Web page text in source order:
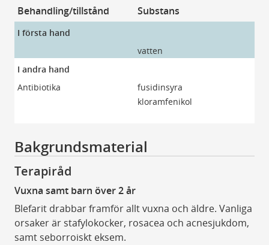
Behandling/tillstånd Substans
I första hand
vatten
I andra hand
Antibiotika
fusidinsyra
kloramfenikol
Bakgrundsmaterial
Terapiråd
Vuxna samt barn över 2 år
Blefarit drabbar framför allt vuxna och äldre. Vanliga
orsaker är stafylokocker, rosacea och acnesjukdom,
samt seborroiskt eksem.